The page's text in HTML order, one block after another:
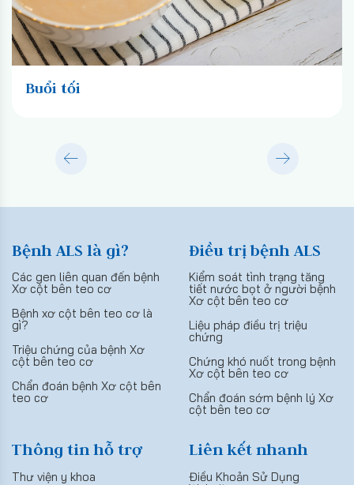
Buổi tối
Bệnh ALS là gì?
Các gen liên quan đến bệnh
Xơ cột bên teo cơ
Bệnh xơ cột bên teo cơ là
gì?
Triệu chứng của bệnh Xơ
cột bên teo cơ
Chẩn đoán bệnh Xơ cột bên
teo cơ
Điều trị bệnh ALS
Kiểm soát tình trạng tăng
tiết nước bọt ở người bệnh
Xơ cột bên teo cơ
Liệu pháp điều trị triệu
chứng
Chứng khó nuốt trong bệnh
Xơ cột bên teo cơ
Chẩn đoán sớm bệnh lý Xơ
cột bên teo cơ
Thông tin hỗ trợ
Thư viện y khoa
Liên kết nhanh
Điều Khoản Sử Dụng